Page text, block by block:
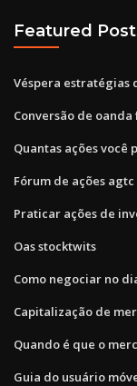
Featured
Véspera estratégias
Conversão de oanda
Quantas ações você
Fórum de ações agtc
Praticar ações de
Oas stocktwits
Como negociar no
Capitalização de
Quando é que o
Guia do usuário